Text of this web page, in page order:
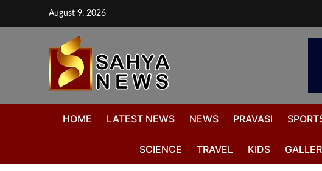
August 9, 2026
HOME LATEST NEWS NEWS PRAVASI
SCIENCE TRAVEL KIDS